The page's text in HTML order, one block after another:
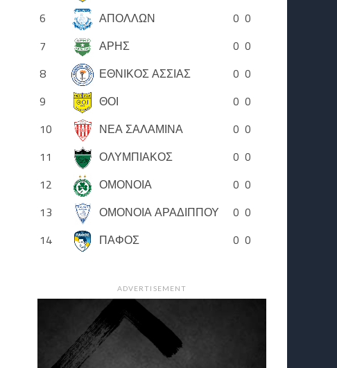
6
ΑΠΟΛΛΩΝ 0 0
7
ΑΡΗΣ 0 0
8
ΕΘΝΙΚΟΣ ΑΣΣΙΑΣ 0 0
9
ΘΟΙ 0 0
10
ΝΕΑ ΣΑΛΑΜΙΝΑ 0 0
11
ΟΛΥΜΠΙΑΚΟΣ 0 0
12
ΟΜΟΝΟΙΑ 0 0
13
ΟΜΟΝΟΙΑ ΑΡΑΔΙΠΠΟΥ 0 0
14
ΠΑΦΟΣ 0 0
ADVERTISEMENT